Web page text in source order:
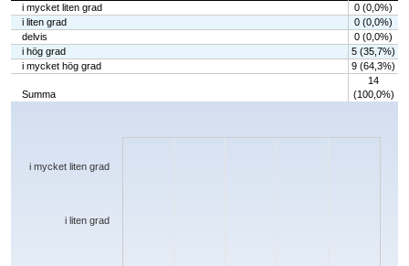
i mycket liten grad
0 (0,0%)
i liten grad
0 (0,0%)
delvis
0 (0,0%)
i hög grad
5 (35,7%)
i mycket hög grad
9 (64,3%)
Summa
14
(100,0%)
Chart
The chart has 1 X axis displaying categories.
i liten grad
i mycket liten grad